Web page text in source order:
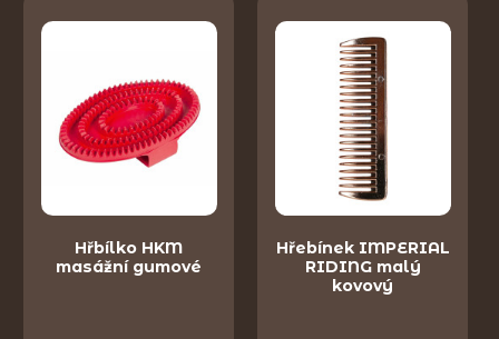
Hřbílko HKM
masážní gumové
Hřebínek IMPERIAL
RIDING malý
kovový